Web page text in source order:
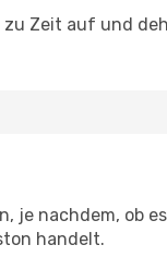
zu Zeit auf und
je nachdem, ob
handelt.